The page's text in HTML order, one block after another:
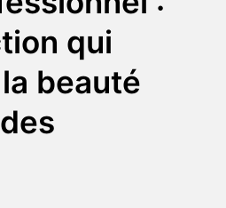
qui
beauté